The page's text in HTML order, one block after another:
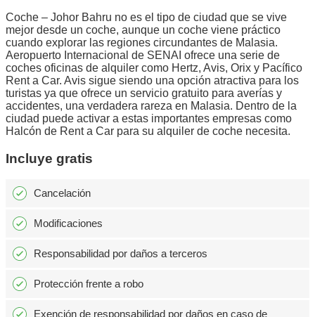
Coche – Johor Bahru no es el tipo de ciudad que se vive
mejor desde un coche, aunque un coche viene práctico
cuando explorar las regiones circundantes de Malasia.
Aeropuerto Internacional de SENAI ofrece una serie de
coches oficinas de alquiler como Hertz, Avis, Orix y Pacífico
Rent a Car. Avis sigue siendo una opción atractiva para los
turistas ya que ofrece un servicio gratuito para averías y
accidentes, una verdadera rareza en Malasia. Dentro de la
ciudad puede activar a estas importantes empresas como
Halcón de Rent a Car para su alquiler de coche necesita.
Incluye gratis
Cancelación
Modificaciones
Responsabilidad por daños a terceros
Protección frente a robo
Exención de responsabilidad por daños en caso de